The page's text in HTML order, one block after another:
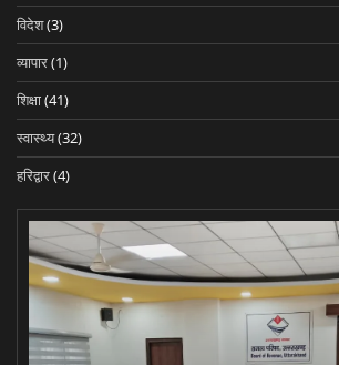
विदेश(3)
व्यापार(1)
शिक्षा(41)
स्वास्थ्य(32)
हरिद्वार(4)